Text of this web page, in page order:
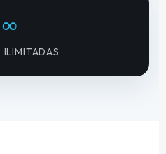
∞
ILIMITADAS